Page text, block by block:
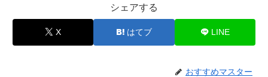
シェアする
X はてブ LINE
おすすめマスター